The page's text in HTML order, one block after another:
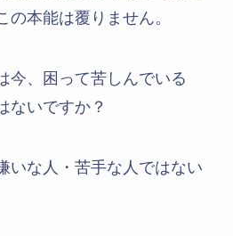
の本能は覆りません。
今、困って苦しんでいる
ないですか？
いな人・苦手な人ではない